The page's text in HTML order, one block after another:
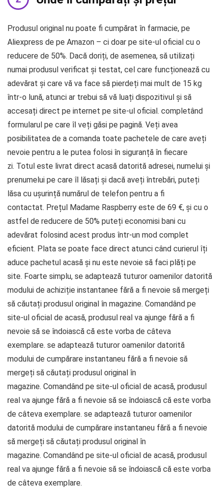
Produsul original nu poate fi cumpărat în farmacie, pe
Aliexpress de pe Amazon – ci doar pe site-ul oficial cu o
reducere de 50%. Dacă doriți, de asemenea, să utilizați
numai produsul verificat și testat, cel care funcționează cu
adevărat și care vă va face să pierdeți mai mult de 15 kg
într-o lună, atunci ar trebui să vă luați dispozitivul și să
accesați direct pe internet pe site-ul oficial. completând
formularul pe care îl veți găsi pe pagină. Veți avea
posibilitatea de a comanda toate pachetele de care aveți
nevoie pentru a le putea folosi în siguranță în fiecare
zi. Totul este livrat direct acasă datorită adresei, numelui și
prenumelui pe care îl lăsați și dacă aveți întrebări, puteți
lăsa cu ușurință numărul de telefon pentru a fi
contactat. Prețul Madame Raspberry este de 69 €, și cu o
astfel de reducere de 50% puteți economisi bani cu
adevărat folosind acest produs într-un mod complet
eficient. Plata se poate face direct atunci când curierul îți
aduce pachetul acasă și nu este nevoie să faci plăți pe
site. Foarte simplu, se adaptează tuturor oamenilor datorită
modului de achiziție instantanee fără a fi nevoie să mergeți
să căutați produsul original în magazine. Comandând pe
site-ul oficial de acasă, produsul real va ajunge fără a fi
nevoie să se îndoiască că este vorba de câteva
exemplare. se adaptează tuturor oamenilor datorită
modului de cumpărare instantaneu fără a fi nevoie să
mergeți să căutați produsul original în
magazine. Comandând pe site-ul oficial de acasă, produsul
real va ajunge fără a fi nevoie să se îndoiască că este vorba
de câteva exemplare. se adaptează tuturor oamenilor
datorită modului de cumpărare instantaneu fără a fi nevoie
să mergeți să căutați produsul original în
magazine. Comandând pe site-ul oficial de acasă, produsul
real va ajunge fără a fi nevoie să se îndoiască că este vorba
de câteva exemplare.